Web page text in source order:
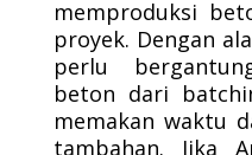
memproduksi
proyek. Dengan
perlu
beton dari
memakan waktu
tambahan. Jika